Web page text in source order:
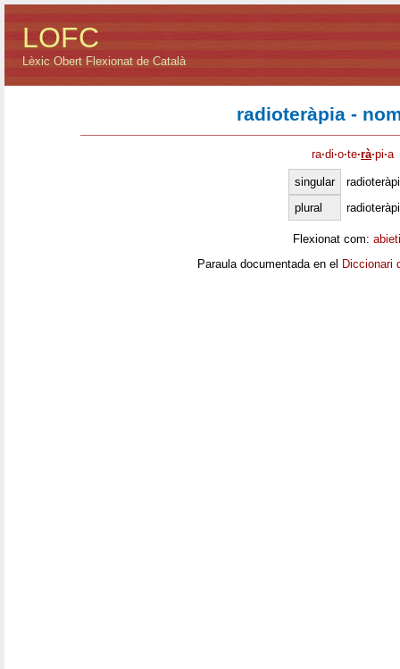
LOFC
Lèxic Obert Flexionat de Català
radioteràpia -
ra·di·o·te·rà·pi·a
singular
plural
Flexionat com:
Paraula documentada en el Diccionari